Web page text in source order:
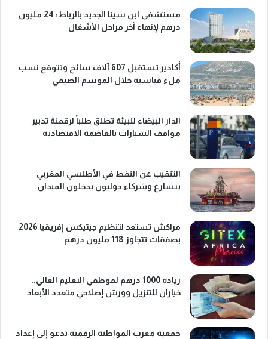
مستشفى ابن سينا الجديد بالرباط: 24 مليون
درهم لإنهاء آخر مراحل الأشغال
أكادير تستقبل 607 آلاف سائح وتتوقع نسب
ملء قياسية خلال الموسم الصيفي
الدار البيضاء للبيئة تطلق طلباً لرقمنة تدبير
مواقف السيارات بالعاصمة الاقتصادية
التنقيب عن النفط في الأطلسي المغربي
يتسارع وشركاء دوليون يدخلون الميدان
مراكش تستعد لتنظيم جيتيكس إفريقيا 2026
بصفقات تتجاوز 118 مليون درهم
زيادة 1000 درهم لموظفي التعليم العالي..
خياران للتنزيل وورش إصلاحي متعدد الأبعاد
جمعية مغرب المواطنة الرقمية تدعو إلى إعداد